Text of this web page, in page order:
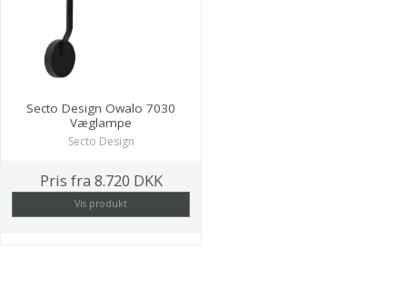
Secto Design Owalo 7030
Væglampe
Secto Design
Pris fra 8.720 DKK
Vis produkt